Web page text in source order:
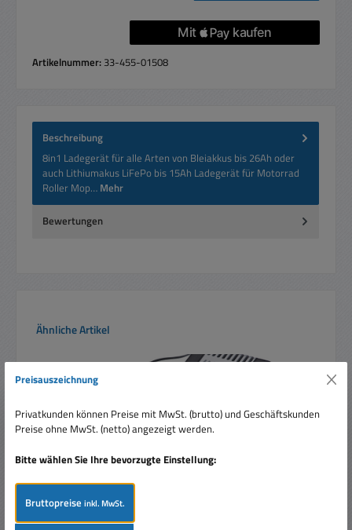
Artikelnummer: 33-455-01508
Beschreibung
8in1 Ladegerät für alle Arten von Bleiakkus bis 26Ah oder
auch Lithiumakus LiFePo bis 15Ah Ladegerät für Motorrad
Roller Mop… Mehr
Bewertungen
Produktgalerie überspringen
Ähnliche Artikel
Preisauszeichnung
Privatkunden können Preise mit MwSt. (brutto) und Geschäftskunden
Preise ohne MwSt. (netto) angezeigt werden.
Bitte wählen Sie Ihre bevorzugte Einstellung:
Bruttopreiseinkl. MwSt.